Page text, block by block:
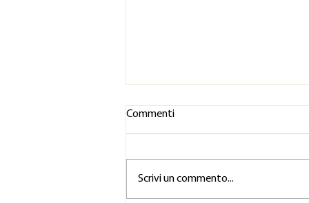
Commenti
Scrivi un commento...